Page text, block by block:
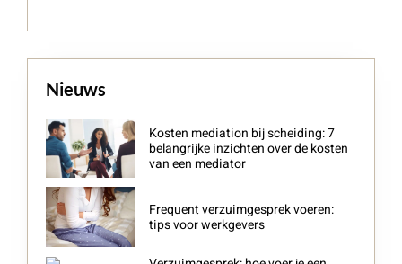
Nieuws
Kosten mediation bij scheiding: 7
belangrijke inzichten over de kosten
van een mediator
Frequent verzuimgesprek voeren:
tips voor werkgevers